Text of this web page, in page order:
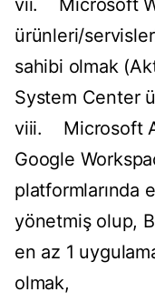
vii. Microsoft
ürünleri/
sahibi olmak
System Center
viii. Microsoft
Google
platformlarında
yönetmiş olup,
en az 1
olmak,